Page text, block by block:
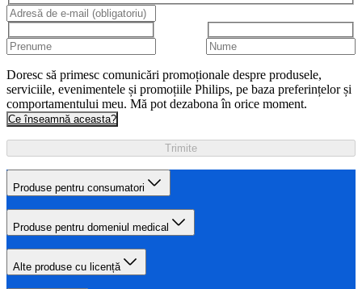
Doresc să primesc comunicări promoționale despre produsele,
serviciile, evenimentele și promoțiile Philips, pe baza preferințelor și
comportamentului meu. Mă pot dezabona în orice moment.
Ce înseamnă aceasta?
Trimite
Produse pentru consumatori
Produse pentru domeniul medical
Alte produse cu licență